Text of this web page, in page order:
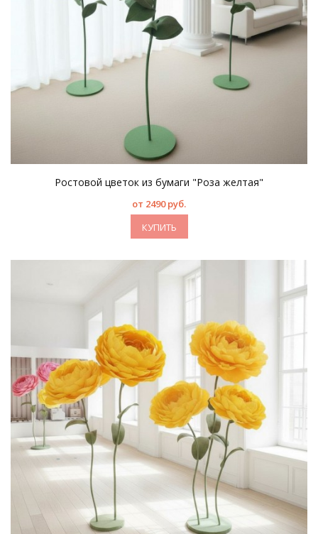
Ростовой цветок из бумаги "Роза желтая"
от 2490 руб.
КУПИТЬ